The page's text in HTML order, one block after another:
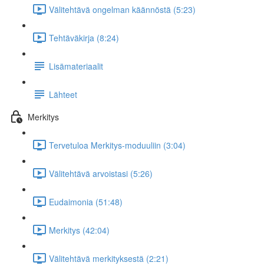
Välitehtävä ongelman käännöstä (5:23)
Tehtäväkirja (8:24)
Lisämateriaalit
Lähteet
Merkitys
Tervetuloa Merkitys-moduuliin (3:04)
Välitehtävä arvoistasi (5:26)
Eudaimonia (51:48)
Merkitys (42:04)
Välitehtävä merkityksestä (2:21)